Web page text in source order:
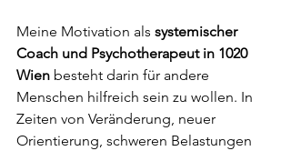
Meine Motivation als systemischer
Coach und Psychotherapeut in 1020
Wien besteht darin für andere
Menschen hilfreich sein zu wollen. In
Zeiten von Veränderung, neuer
Orientierung, schweren Belastungen